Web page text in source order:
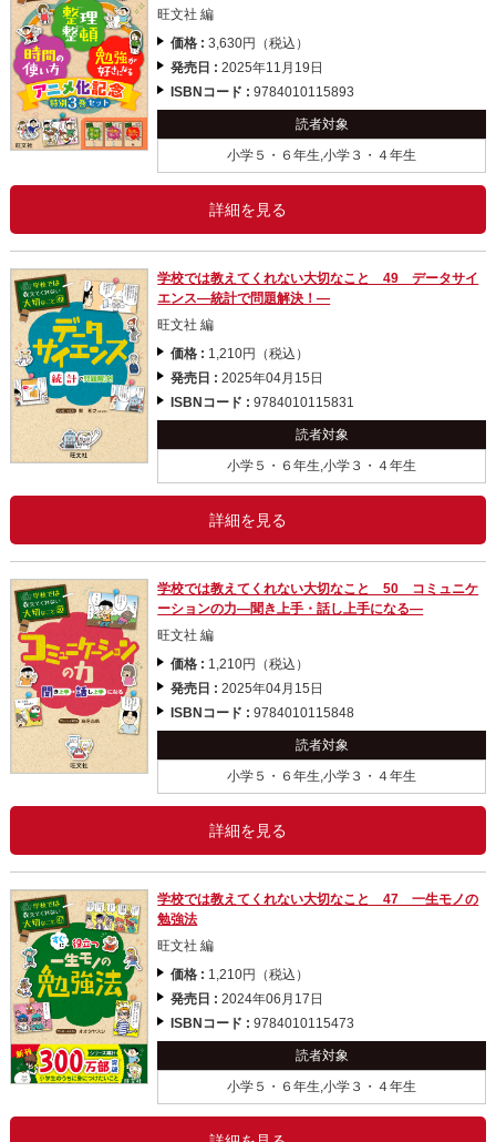
旺文社 編
価格 :3,630円（税込）
発売日 :2025年11月19日
ISBNコード :9784010115893
読者対象
小学５・６年生,小学３・４年生
詳細を見る
学校では教えてくれない大切なこと 49 データサイ
エンス―統計で問題解決！―
旺文社 編
価格 : 1,210円（税込）
発売日 :2025年04月15日
ISBNコード :9784010115831
読者対象
小学５・６年生,小学３・４年生
詳細を見る
学校では教えてくれない大切なこと 50 コミュニケ
ーションの力―聞き上手・話し上手になる―
旺文社 編
価格 : 1,210円（税込）
発売日 :2025年04月15日
ISBNコード :9784010115848
読者対象
小学５・６年生,小学３・４年生
詳細を見る
学校では教えてくれない大切なこと 47 一生モノの
勉強法
旺文社 編
価格 : 1,210円（税込）
発売日 :2024年06月17日
ISBNコード :9784010115473
読者対象
小学５・６年生,小学３・４年生